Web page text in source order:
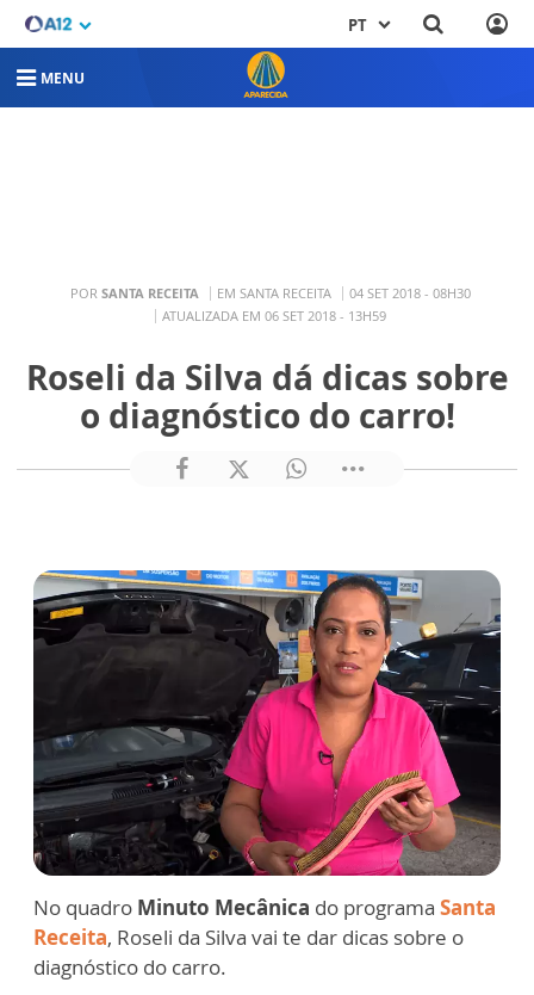
PT
MENU
POR SANTA RECEITA EM SANTA RECEITA
04 SET 2018 - 08H30
ATUALIZADA EM 06 SET 2018 - 13H59
Roseli da Silva dá dicas sobre
o diagnóstico do carro!
No quadro Minuto Mecânica do programa Santa
Receita, Roseli da Silva vai te dar dicas sobre o
diagnóstico do carro.